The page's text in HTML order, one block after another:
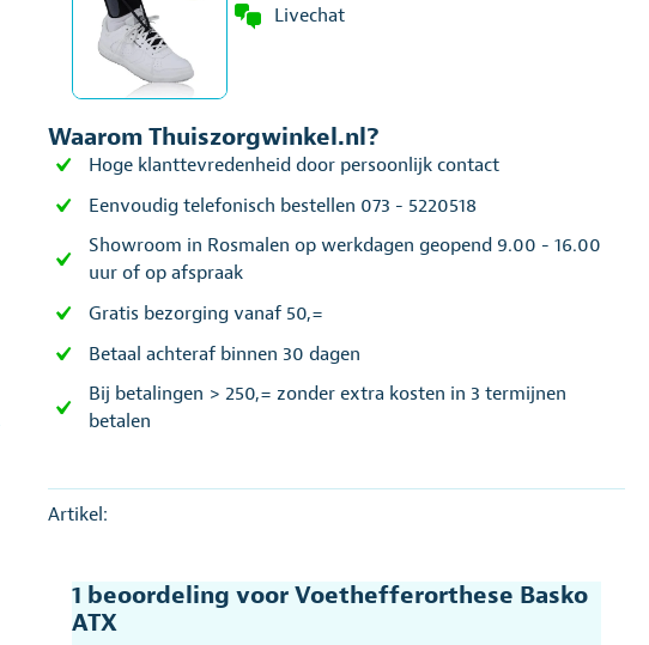
Livechat
Waarom Thuiszorgwinkel.nl?
Hoge klanttevredenheid door persoonlijk contact
Eenvoudig telefonisch bestellen 073 - 5220518
Showroom in Rosmalen op werkdagen geopend 9.00 - 16.00
uur of op afspraak
Gratis bezorging vanaf 50,=
Betaal achteraf binnen 30 dagen
Bij betalingen > 250,= zonder extra kosten in 3 termijnen
betalen
Artikel:
1 beoordeling voorVoethefferorthese Basko
ATX